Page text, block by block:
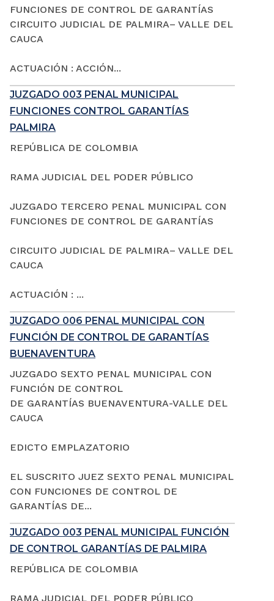
FUNCIONES DE CONTROL DE GARANTÍAS
CIRCUITO JUDICIAL DE PALMIRA– VALLE DEL
CAUCA
ACTUACIÓN : ACCIÓN...
JUZGADO 003 PENAL MUNICIPAL
FUNCIONES CONTROL GARANTÍAS
PALMIRA
REPÚBLICA DE COLOMBIA
RAMA JUDICIAL DEL PODER PÚBLICO
JUZGADO TERCERO PENAL MUNICIPAL CON
FUNCIONES DE CONTROL DE GARANTÍAS
CIRCUITO JUDICIAL DE PALMIRA– VALLE DEL
CAUCA
ACTUACIÓN : ...
JUZGADO 006 PENAL MUNICIPAL CON
FUNCIÓN DE CONTROL DE GARANTÍAS
BUENAVENTURA
JUZGADO SEXTO PENAL MUNICIPAL CON
FUNCIÓN DE CONTROL
DE GARANTÍAS BUENAVENTURA-VALLE DEL
CAUCA
EDICTO EMPLAZATORIO
EL SUSCRITO JUEZ SEXTO PENAL MUNICIPAL
CON FUNCIONES DE CONTROL DE
GARANTÍAS DE...
JUZGADO 003 PENAL MUNICIPAL FUNCIÓN
DE CONTROL GARANTÍAS DE PALMIRA
REPÚBLICA DE COLOMBIA
RAMA JUDICIAL DEL PODER PÚBLICO